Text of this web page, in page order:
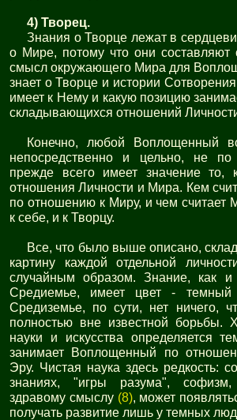
4) Творец.
Знания о Творце лежат в
о Мире, потому что они составляют
смысл окружающего Мира для
знает о Творце и истории
имеет к Нему и какую позицию
складывающихся отношений
Конечно, любой Воплощенный
непосредственно и цельно, не
прежде всего имеет значение то,
отношения Личности и Мира. Кем
по отношению к Миру, и чем считает
к себе, и к Творцу.
Все, что было выше описано,
картину каждой отдельной
случайным образом. Знание, как и
Средиемье, имеет цвет -
Средиземье, по сути, нет ничего,
полностью вне известной борьбы.
науки и искусства определяется
занимает Воплощенный по
Эру. Чистая наука здесь редкость:
знаниях, "игры разума", софизм,
здравому смыслу (8), может
получать развитие лишь у темных